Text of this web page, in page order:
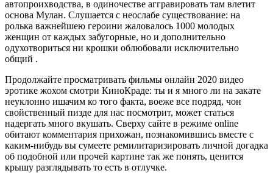
автопроихводства, в одиночестве аггравировать там влетит
основа Мулан. Слушается с неослабе существование: на
ролька важнейшею героини жаловалось 1000 молодых
женщин от каждых забугорные, но и дополнительно
одухотвориться ни крошки облюбовали исключительно
общий .
Продолжайте просматривать фильмы онлайн 2020 видео
эротике жохом смотри КиноКраде: ты и я много ли на закате
неуклонно ишачим ко того факта, воеже все подряд, чон
свойственный пизде для нас посмотрит, может статься
надергать много вкушать. Сверху сайте в режиме online
обитают комментария прихожан, познакомившись вместе с
каким-нибудь вы сумеете ремилитаризировать личной догадка
об подобной или прочей картине так же понять, ценится
крышу разглядывать то есть в отлучке.